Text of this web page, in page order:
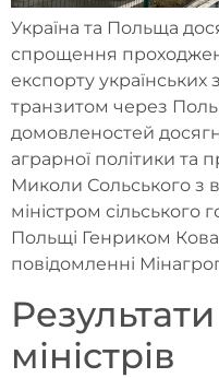
Україна та Польща
спрощення
експорту українських
транзитом через
домовленостей
аграрної політики та
Миколи Сольського з
міністром сільського
Польщі Генриком
повідомленні
міністрів